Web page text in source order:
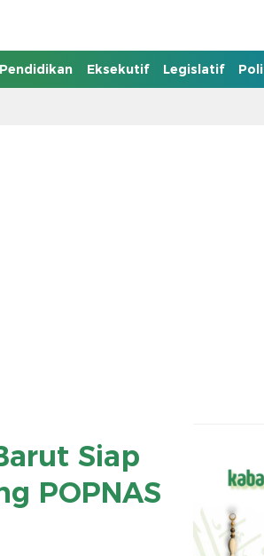
Pendidikan Eksekutif Legislatif
Siap
POPNAS